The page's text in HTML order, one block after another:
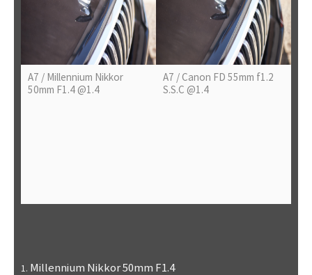
A7 / Millennium Nikkor
50mm F1.4 @1.4
A7 / Canon FD 55mm f1.2
S.S.C @1.4
1. Millennium Nikkor 50mm F1.4